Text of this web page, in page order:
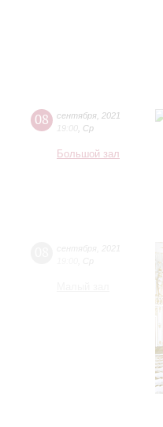
08 сентября 2021
19:00 Ср
Большой зал